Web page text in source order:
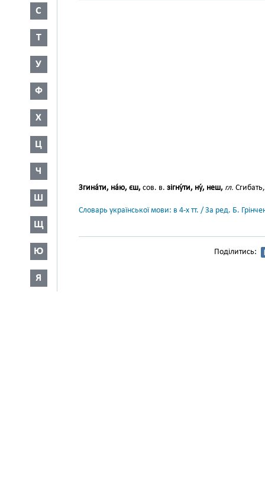
С
Т
У
Ф
Х
Ц
Ч
Ш
Щ
Ю
Я
Згина́ти, на́ю, єш, сов. в. зігну́ти, ну́, неш, гл.
Словарь української мови: в 4-х тт. / За ред. Б.
Поділитись: